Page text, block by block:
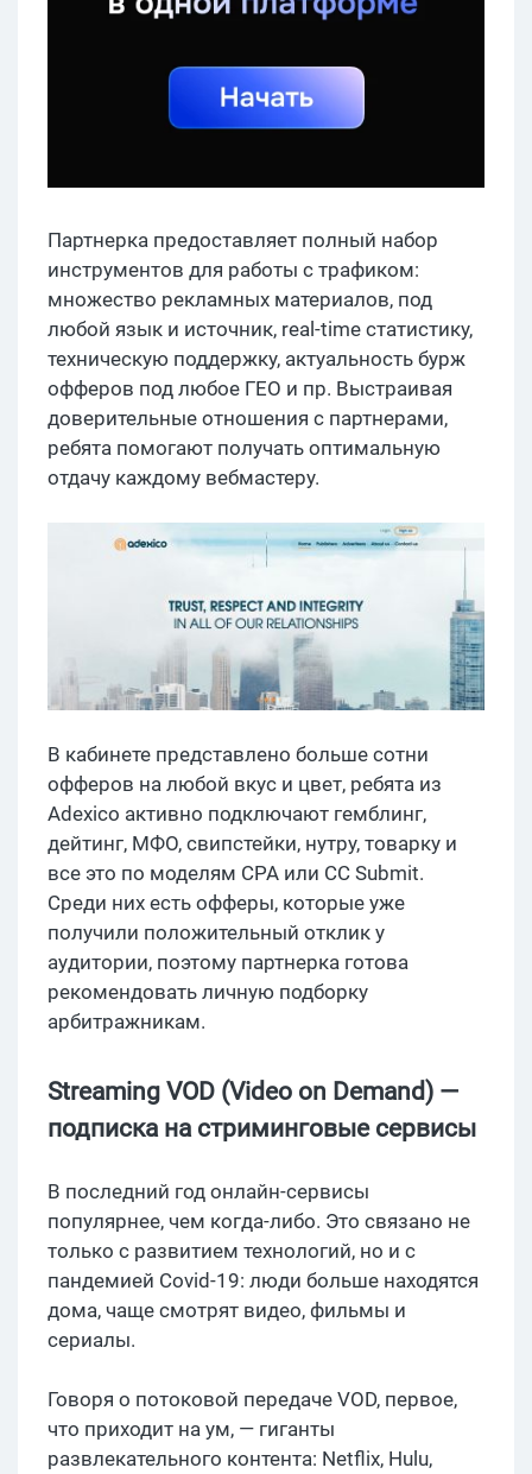
Партнерка предоставляет полный набор
инструментов для работы с трафиком:
множество рекламных материалов, под
любой язык и источник, real-time статистику,
техническую поддержку, актуальность бурж
офферов под любое ГЕО и пр. Выстраивая
доверительные отношения с партнерами,
ребята помогают получать оптимальную
отдачу каждому вебмастеру.
В кабинете представлено больше сотни
офферов на любой вкус и цвет, ребята из
Adexico активно подключают гемблинг,
дейтинг, МФО, свипстейки, нутру, товарку и
все это по моделям CPA или CC Submit.
Среди них есть офферы, которые уже
получили положительный отклик у
аудитории, поэтому партнерка готова
рекомендовать личную подборку
арбитражникам.
Streaming VOD (Video on Demand) —
подписка на стриминговые сервисы
В последний год онлайн-сервисы
популярнее, чем когда-либо. Это связано не
только с развитием технологий, но и с
пандемией Covid-19: люди больше находятся
дома, чаще смотрят видео, фильмы и
сериалы.
Говоря о потоковой передаче VOD, первое,
что приходит на ум, — гиганты
развлекательного контента: Netflix, Hulu,